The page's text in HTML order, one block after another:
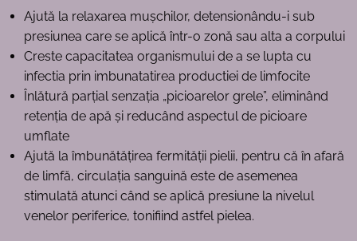
Ajută la relaxarea mușchilor, detensionându-i sub
presiunea care se aplică într-o zonă sau alta a corpului
Creste capacitatea organismului de a se lupta cu
infectia prin imbunatatirea productiei de limfocite
Înlătură parțial senzația „picioarelor grele”, eliminând
retenția de apă și reducând aspectul de picioare
umflate
Ajută la îmbunătățirea fermității pielii, pentru că în afară
de limfă, circulația sanguină este de asemenea
stimulată atunci când se aplică presiune la nivelul
venelor periferice, tonifiind astfel pielea.